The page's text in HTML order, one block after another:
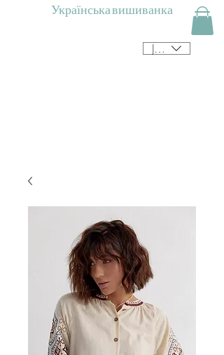
Українська вишиванка
JPY (¥)